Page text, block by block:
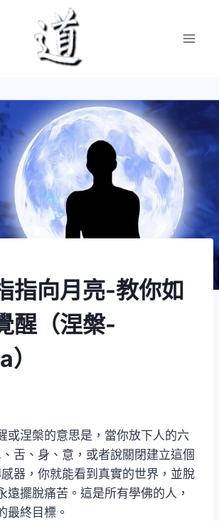
指向月亮-教你如
醒（涅槃-
或涅槃的意思是，當你放下人的六
舌、身、意，或者說關閉建立這個
器，你就能看到真實的世界，並脫
遠擺脫痛苦。這是所有學佛的人，
最終目標。